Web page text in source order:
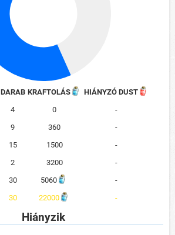
DARAB KRAFTOLÁS
HIÁNYZÓ DUST
4 0
-
9 360
-
15 1500
-
2 3200
-
30 5060
-
30 22000 -
Hiányzik